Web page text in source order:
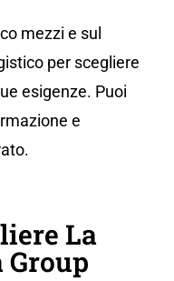
mezzi e sul
per scegliere
esigenze. Puoi
e
La